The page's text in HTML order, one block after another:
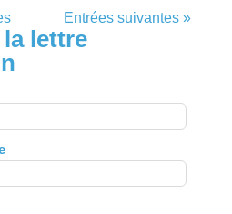
Entrées suivantes »
lettre